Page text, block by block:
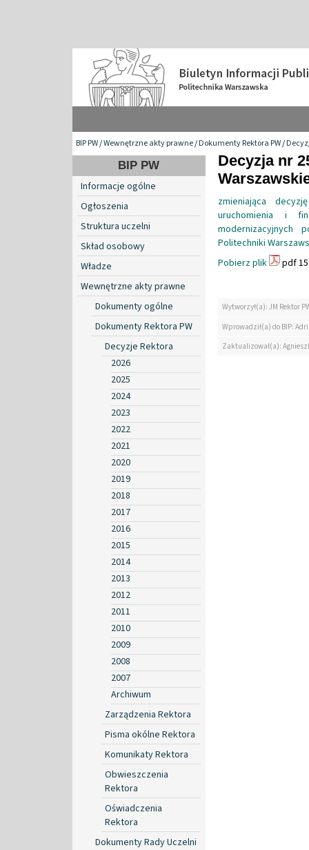
BIP PW/Wewnętrzne akty prawne/Dokumenty Rektora PW/
BIP PW
Informacje ogólne
Ogłoszenia
Struktura uczelni
Skład osobowy
Władze
Wewnętrzne akty prawne
Dokumenty ogólne
Dokumenty Rektora PW
Decyzje Rektora
2026
2025
2024
2023
2022
2021
2020
2019
2018
2017
2016
2015
2014
2013
2012
2011
2010
2009
2008
2007
Archiwum
Zarządzenia Rektora
Pisma okólne Rektora
Komunikaty Rektora
Obwieszczenia
Rektora
Oświadczenia
Rektora
Dokumenty Rady Uczelni
Decyzja nr
zmieniająca
uruchomienia i
modernizacyjnych
Politechniki
Pobierz plik
pdf
Wytworzył(a): JM Rektor
Wprowadził(a) do BIP:
Zaktualizował(a):